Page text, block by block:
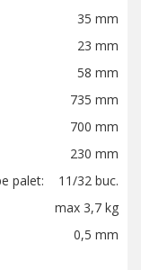
35 mm
23 mm
58 mm
735 mm
700 mm
230 mm
palet:
11/32 buc.
max 3,7 kg
0,5 mm